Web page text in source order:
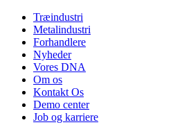
Træindustri
Metalindustri
Forhandlere
Nyheder
Vores DNA
Om os
Kontakt Os
Demo center
Job og karriere